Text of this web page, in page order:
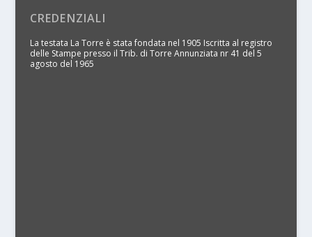
CREDENZIALI
La testata La Torre è stata fondata nel 1905 Iscritta al registro
delle Stampe presso il Trib. di Torre Annunziata nr 41 del 5
agosto del 1965